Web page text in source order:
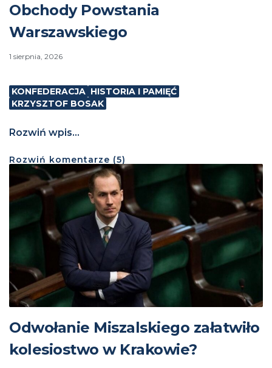
Obchody Powstania
Warszawskiego
1 sierpnia, 2026
KONFEDERACJA HISTORIA I PAMIĘĆ
KRZYSZTOF BOSAK
Rozwiń wpis...
Rozwiń komentarze (5)
Odwołanie Miszalskiego załatwiło
kolesiostwo w Krakowie?